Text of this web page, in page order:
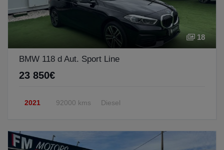
18
BMW 118 d Aut. Sport Line
23 850€
2021 92000 kms Diesel